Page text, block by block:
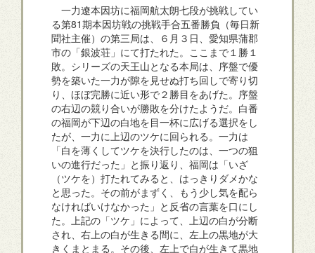
一力遼本因坊に福岡航太朗七段が挑戦してい
る第81期本因坊戦の挑戦手合五番勝負（毎日新
聞社主催）の第三局は、６月３日、愛知県蒲郡
市の「銀波荘」にて打たれた。ここまで１勝１
敗。シリーズの天王山となる本局は、序盤で優
勢を築いた一力が隙を見せぬ打ち回しで寄り切
り、ほぼ完勝に近い形で２勝目をあげた。序盤
の右辺の競り合いが勝敗を分けたようだ。白番
の福岡が下辺の白地を目一杯に広げる選択をし
たが、一力に上辺のツケに回られる。一力は
「白を薄くしてツケを決行したのは、一つの狙
いの進行だった」と振り返り、福岡は「いざ
（ツケを）打たれてみると、はっきりダメかな
と思った。その前がまずく、もう少し気を配ら
なければいけなかった」と反省の言葉を口にし
た。上記の「ツケ」によって、上辺の白が分断
され、右上の白が生きる間に、左上の黒地が大
きくまとまる。その後、左上で白が生きて黒地